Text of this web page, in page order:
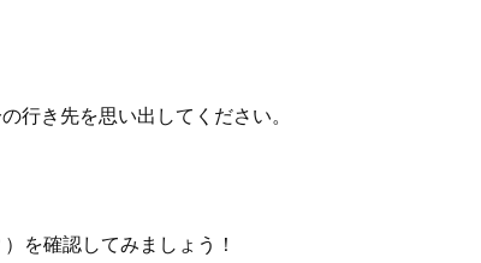
行き先を思い出してください。
確認してみましょう！